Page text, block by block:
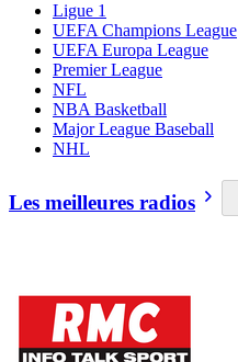
Ligue 1
UEFA Champions League
UEFA Europa League
Premier League
NFL
NBA Basketball
Major League Baseball
NHL
Les meilleures radios